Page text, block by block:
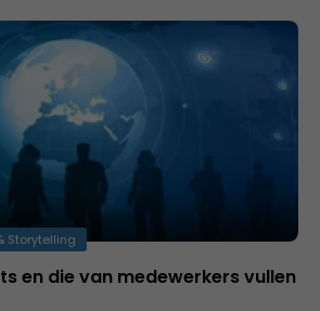
Storytelling
en die van medewerkers vullen